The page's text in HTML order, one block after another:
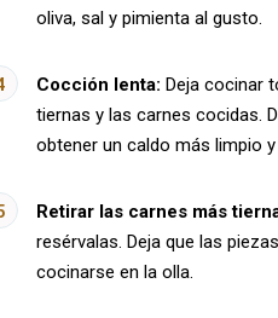
oliva, sal y pimienta al gusto.
Cocción lenta: Deja cocinar
tiernas y las carnes cocidas.
obtener un caldo más limpio y
Retirar las carnes más
resérvalas. Deja que las
cocinarse en la olla.